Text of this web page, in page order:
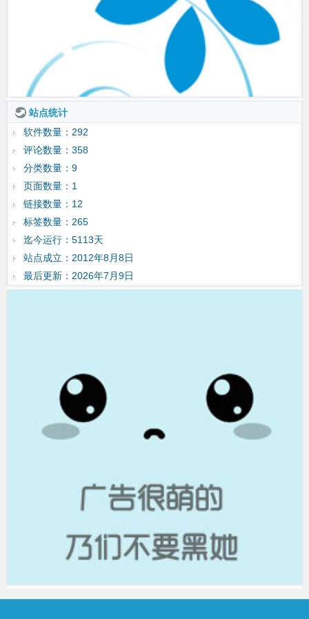
站点统计
软件数量：292
评论数量：358
分类数量：9
页面数量：1
链接数量：12
标签数量：265
迄今运行：5113天
站点成立：2012年8月8日
最后更新：2026年7月9日